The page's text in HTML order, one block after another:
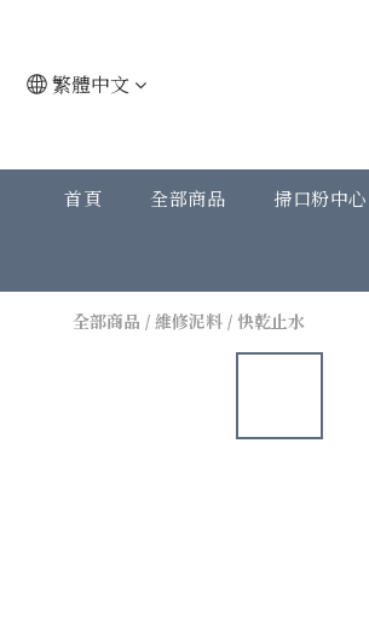
繁體中文
首頁 全部商品 掃口粉中心
全部商品 / 維修泥料 / 快乾止水